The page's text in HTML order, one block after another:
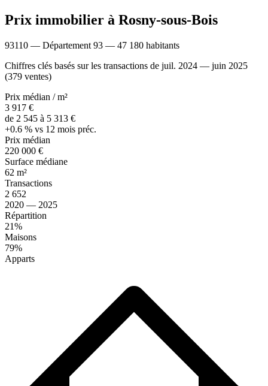
Prix immobilier à Rosny-sous-Bois
93110 — Département 93 — 47 180 habitants
Chiffres clés basés sur les transactions de juil. 2024 — juin 2025
(379 ventes)
Prix médian / m²
3 917 €
de 2 545 à 5 313 €
+0.6 % vs 12 mois préc.
Prix médian
220 000 €
Surface médiane
62 m²
Transactions
2 652
2020 — 2025
Répartition
21%
Maisons
79%
Apparts